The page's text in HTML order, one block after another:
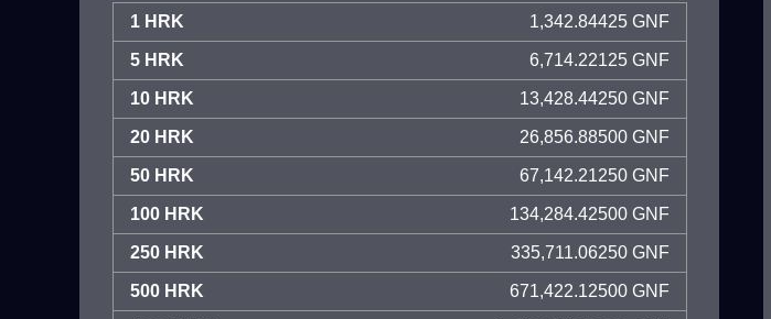
1 HRK 1,342.84425 GNF
5 HRK 6,714.22125 GNF
10 HRK 13,428.44250 GNF
20 HRK 26,856.88500 GNF
50 HRK 67,142.21250 GNF
100 HRK 134,284.42500 GNF
250 HRK 335,711.06250 GNF
500 HRK 671,422.12500 GNF